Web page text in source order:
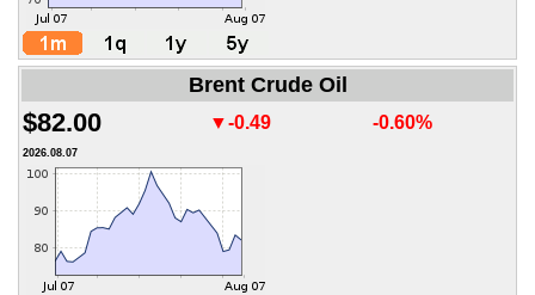
Brent Crude Oil
$82.00 ▼-0.49 -0.60%
2026.08.07